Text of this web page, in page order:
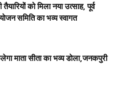
को मिला नया उत्साह, पूर्व
समिति का भव्य स्वागत
माता सीता का भव्य डोला,जनकपुरी